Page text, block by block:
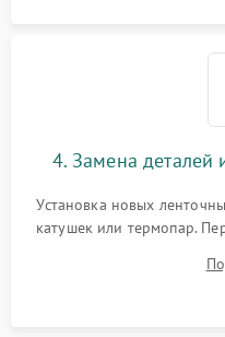
4. Замена
Установка новых
катушек или термопар.
дорожек. Очистка